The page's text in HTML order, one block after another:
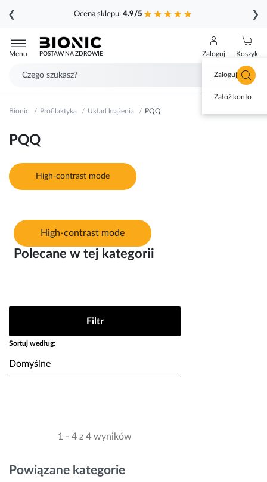
Ocena sklepu: 4.9/5
❮ ❯
do
treści
Menu POSTAW NA ZDROWIE Zaloguj
Zaloguj się
Załóż konto
Koszyk
Bionic Profilaktyka Układ krążenia PQQ
PQQ
High-contrast mode
High-contrast mode
Polecane w tej kategorii
Filtr
Sortuj według:
1 - 4 z 4 wyników
Powiązane kategorie